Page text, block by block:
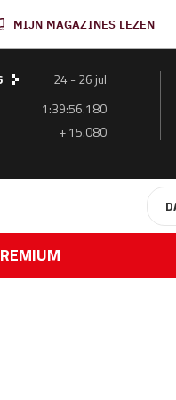
MIJN MAGAZINES LEZEN
24 - 26 jul
1:39:56.180
+ 15.080